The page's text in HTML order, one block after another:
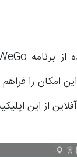
را فراهم
از این